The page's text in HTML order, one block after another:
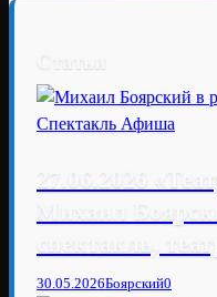
27.06.2026
Михаил
спектакль,
30.05.2026Боярский0